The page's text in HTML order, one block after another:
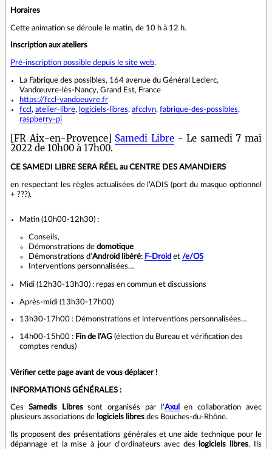
Horaires
Cette animation se déroule le matin, de 10 h à 12 h.
Inscription aux ateliers
Pré-inscription possible depuis le site web.
La Fabrique des possibles, 164 avenue du Général Leclerc,
Vandœuvre-lès-Nancy, Grand Est, France
https://fccl-vandoeuvre.fr
fccl , atelier-libre, logiciels-libres, afcclvn, fabrique-des-possibles,
raspberry-pi
[FR Aix-en-Provence] Samedi Libre- Le samedi 7 mai
2022 de 10h00 à 17h00.
CE SAMEDI LIBRE SERA RÉEL au CENTRE DES AMANDIERS
en respectant les règles actualisées de l’ADIS (port du masque optionnel
+ ???).
Matin (10h00-12h30) :
Conseils,
Démonstrations de domotique
Démonstrations d'Android libéré: F-Droid et /e/OS
Interventions personnalisées…
Midi (12h30-13h30) : repas en commun et discussions
Après-midi (13h30-17h00)
13h30-17h00 : Démonstrations et interventions personnalisées…
14h00-15h00 : Fin de l’AG (élection du Bureau et vérification des
comptes rendus)
Vérifier cette page avant de vous déplacer !
INFORMATIONS GÉNÉRALES :
Ces Samedis Libressont organisés par l'Axul
en collaboration avec
plusieurs associations de logiciels libres des Bouches-du-Rhône.
Ils proposent des présentations générales et une aide technique pour le
dépannage et la mise à jour d’ordinateurs avec des
logiciels libres. Ils